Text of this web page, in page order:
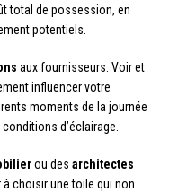
total de possession, en
potentiels.
aux fournisseurs. Voir et
influencer votre
moments de la journée
d’éclairage.
ou des architectes
à choisir une toile qui non